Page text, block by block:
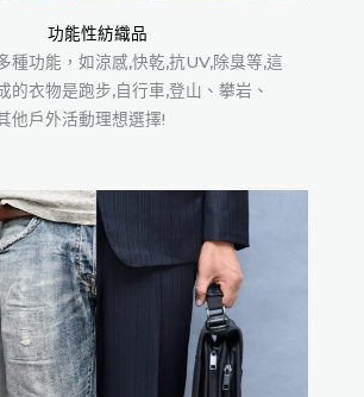
功能性紡織品
種功能，如涼感,快乾,抗UV,除臭等,這
的衣物是跑步,自行車,登山、攀岩、
他戶外活動理想選擇!